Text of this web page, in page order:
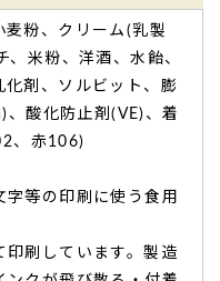
心より感謝申し上げま
うございます。（K.O
ウムクーヘン(1個入り)
麦粉、クリーム(乳製
、米粉、洋酒、水飴、
化剤、ソルビット、膨
酸化防止剤(VE)、着
、赤106)
等の印刷に使う食用
刷しています。製造